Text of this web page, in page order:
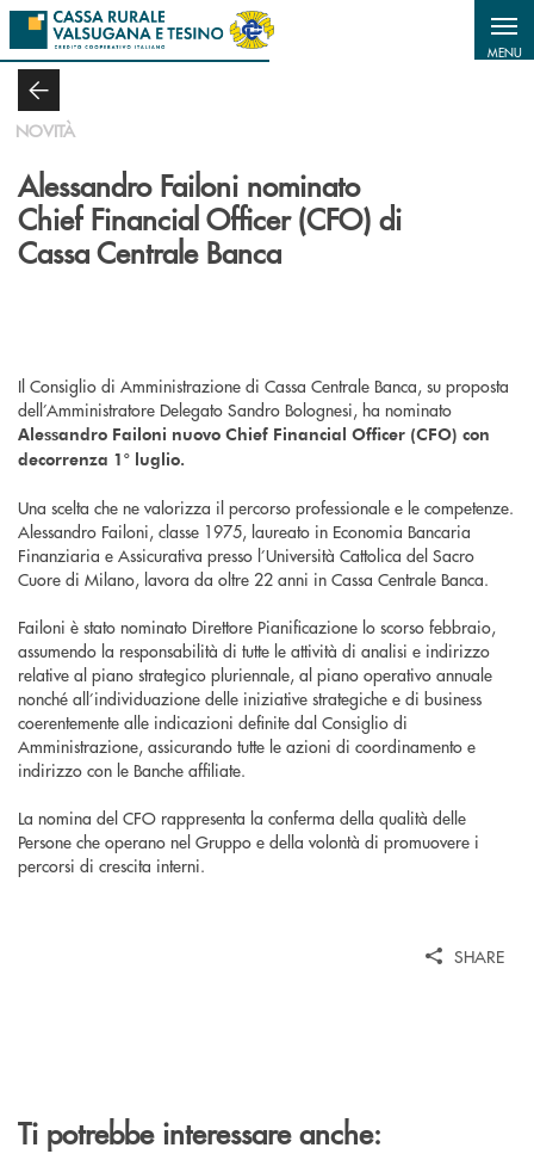
Salta al contenuto principale
MENU
NOVITÀ
Alessandro Failoni nominato
Chief Financial Officer (CFO) di
Cassa Centrale Banca
Il Consiglio di Amministrazione di Cassa Centrale Banca, su proposta
dell’Amministratore Delegato Sandro Bolognesi, ha nominato
Alessandro Failoni nuovo Chief Financial Officer (CFO) con
decorrenza 1° luglio.
Una scelta che ne valorizza il percorso professionale e le competenze.
Alessandro Failoni, classe 1975, laureato in Economia Bancaria
Finanziaria e Assicurativa presso l’Università Cattolica del Sacro
Cuore di Milano, lavora da oltre 22 anni in Cassa Centrale Banca.
Failoni è stato nominato Direttore Pianificazione lo scorso febbraio,
assumendo la responsabilità di tutte le attività di analisi e indirizzo
relative al piano strategico pluriennale, al piano operativo annuale
nonché all’individuazione delle iniziative strategiche e di business
coerentemente alle indicazioni definite dal Consiglio di
Amministrazione, assicurando tutte le azioni di coordinamento e
indirizzo con le Banche affiliate.
La nomina del CFO rappresenta la conferma della qualità delle
Persone che operano nel Gruppo e della volontà di promuovere i
percorsi di crescita interni.
SHARE
Ti potrebbe interessare anche: